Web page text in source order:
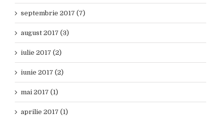
septembrie 2017 (7)
august 2017 (3)
iulie 2017 (2)
iunie 2017 (2)
mai 2017 (1)
aprilie 2017 (1)